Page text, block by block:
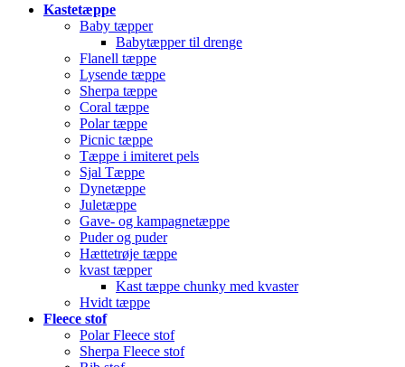
Kastetæppe
Baby tæpper
Babytæpper til drenge
Flanell tæppe
Lysende tæppe
Sherpa tæppe
Coral tæppe
Polar tæppe
Picnic tæppe
Tæppe i imiteret pels
Sjal Tæppe
Dynetæppe
Juletæppe
Gave- og kampagnetæppe
Puder og puder
Hættetrøje tæppe
kvast tæpper
Kast tæppe chunky med kvaster
Hvidt tæppe
Fleece stof
Polar Fleece stof
Sherpa Fleece stof